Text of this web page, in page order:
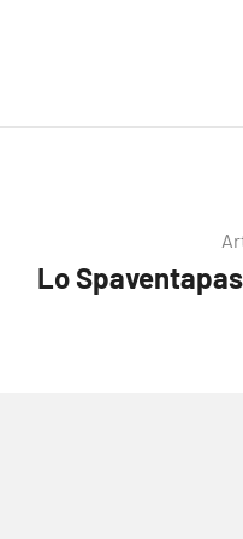
Lo